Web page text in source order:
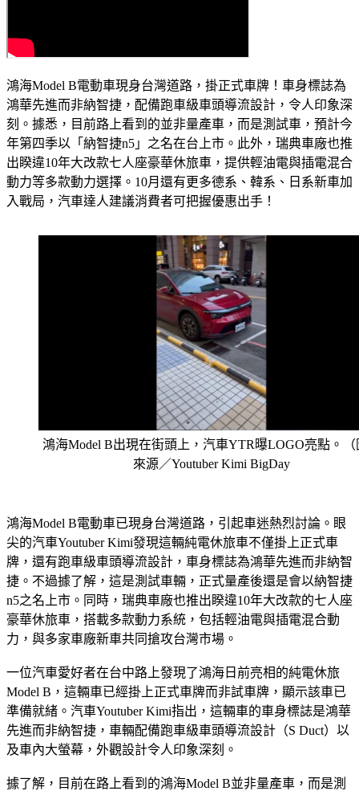
鴻海Model B電動車現身台灣道路，掛正式車牌！車身標誌為
鴻華先進而非納智捷，配備跑車級車頭導流設計，令人印象深
刻。據悉，目前路上看到的並非量產車，而是測試車，預計今
年第四季以「納智捷n5」之名在台上市。此外，瑞典車廠也推
出睽違10年大改款七人座豪華休旅車，提供輕油電與插電混合
動力等多款動力選擇。10月還有更多德系、韓系、日系新車加
鴻海Model B出現在街頭上，汽車YTR曝LOGO亮點。（
鴻海Model B電動車已現身台灣道路，引起車迷熱烈討論。眼
尖的汽車Youtuber Kimi發現這輛純電休旅車不僅掛上正式車
牌，還有跑車級車頭導流設計，車身標誌為鴻華先進而非納智
捷。不過據了解，這是測試車輛，正式量產後還是會以納智捷
n5之名上市。同時，瑞典車廠也推出睽違10年大改款的七人座
豪華休旅車，搭載多款動力系統，包括輕油電與插電混合動
一位汽車愛好者在台中路上發現了鴻海日前亮相的純電休旅
Model B，這輛車已經掛上正式車牌而非試車牌，顯示該車已
準備就緒。汽車Youtuber Kimi指出，這輛車的車身標誌是鴻華
先進而非納智捷，車輛配備跑車級車頭導流設計（S Duct）以